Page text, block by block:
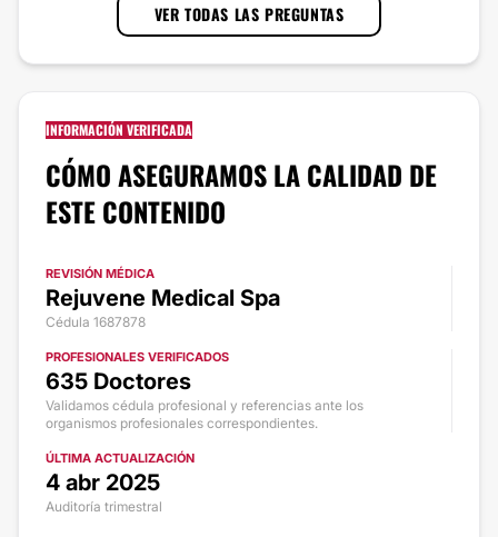
VER TODAS LAS PREGUNTAS
INFORMACIÓN VERIFICADA
CÓMO ASEGURAMOS LA CALIDAD DE
ESTE CONTENIDO
REVISIÓN MÉDICA
Rejuvene Medical Spa
Cédula 1687878
PROFESIONALES VERIFICADOS
635 Doctores
Validamos cédula profesional y referencias ante los
organismos profesionales correspondientes.
ÚLTIMA ACTUALIZACIÓN
4 abr 2025
Auditoría trimestral